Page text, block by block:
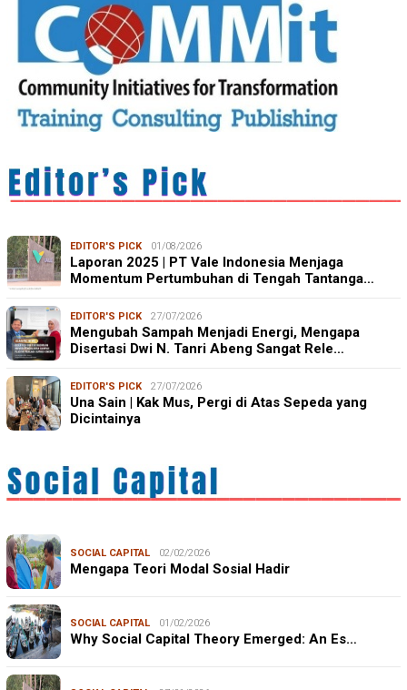
EDITOR'S PICK 01/08/2026
Laporan 2025 | PT Vale Indonesia Menjaga
Momentum Pertumbuhan di Tengah Tantanga…
EDITOR'S PICK 27/07/2026
Mengubah Sampah Menjadi Energi, Mengapa
Disertasi Dwi N. Tanri Abeng Sangat Rele…
EDITOR'S PICK 27/07/2026
Una Sain | Kak Mus, Pergi di Atas Sepeda yang
Dicintainya
SOCIAL CAPITAL 02/02/2026
Mengapa Teori Modal Sosial Hadir
SOCIAL CAPITAL 01/02/2026
Why Social Capital Theory Emerged: An Es…